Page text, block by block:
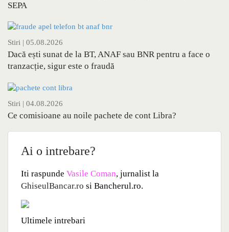
SEPA
Stiri | 05.08.2026
Dacă ești sunat de la BT, ANAF sau BNR pentru a face o
tranzacție, sigur este o fraudă
Stiri | 04.08.2026
Ce comisioane au noile pachete de cont Libra?
Ai o intrebare?
Iti raspunde Vasile Coman, jurnalist la
GhiseulBancar.ro si Bancherul.ro.
Ultimele intrebari